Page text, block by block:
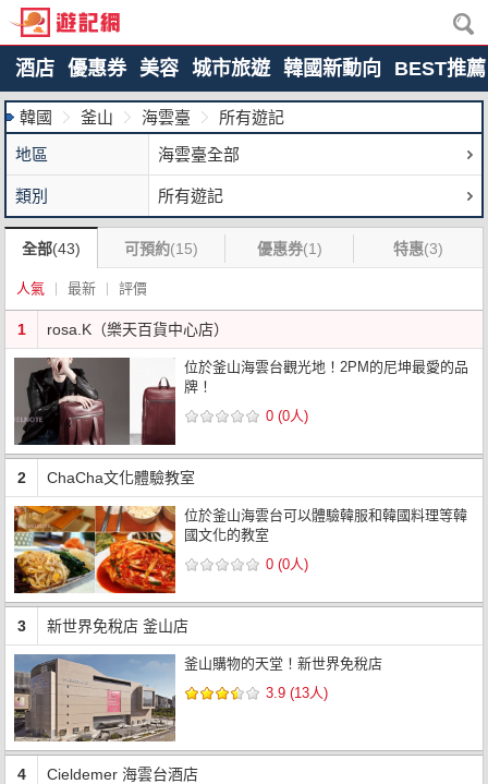
酒店 優惠券 美容 城市旅遊 韓國新動向 BEST推薦
韓國 釜山 海雲臺
所有遊記
地區
海雲臺全部
類別 所有遊記
全部(43) 可預約(15) 優惠券(1) 特惠(3)
人氣 最新 評價
1 rosa.K（樂天百貨中心店）
位於釜山海雲台觀光地！2PM的尼坤最愛的品
牌！
0 (0人)
2 ChaCha文化體驗教室
位於釜山海雲台可以體驗韓服和韓國料理等韓
國文化的教室
0 (0人)
3 新世界免稅店 釜山店
釜山購物的天堂！新世界免稅店
3.9 (13人)
4 Cieldemer 海雲台酒店